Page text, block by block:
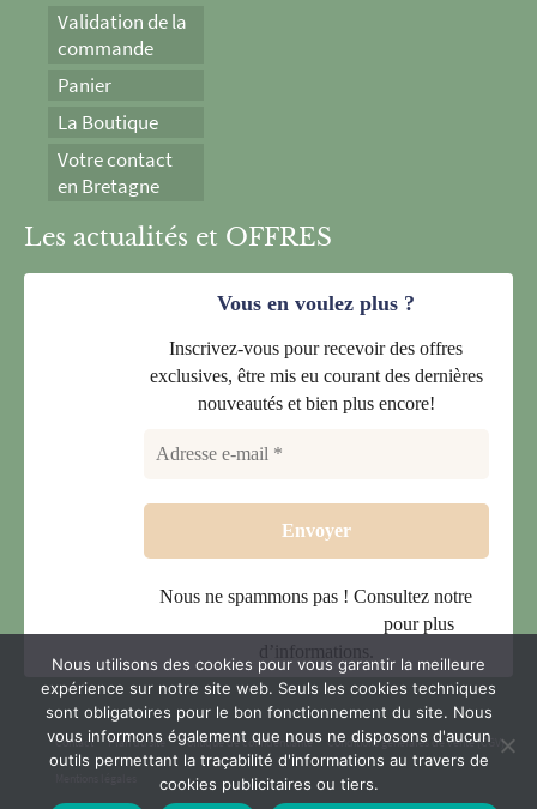
Validation de la
commande
Panier
La Boutique
Votre contact
en Bretagne
Les actualités et OFFRES
Vous en voulez plus ?
Inscrivez-vous pour recevoir des offres
exclusives, être mis eu courant des dernières
nouveautés et bien plus encore!
Nous ne spammons pas ! Consultez notre
pour plus
d’informations.
Contact Plan du site Politique de confidentialité Conditions générales de vente (CGV)
Nous utilisons des cookies pour vous garantir la meilleure
expérience sur notre site web. Seuls les cookies techniques
sont obligatoires pour le bon fonctionnement du site. Nous
vous informons également que nous ne disposons d'aucun
outils permettant la traçabilité d'informations au travers de
cookies publicitaires ou tiers.